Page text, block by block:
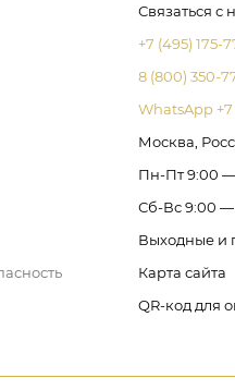
Связаться с
+7 (495) 175-
8 (800) 350-
WhatsApp +7
Москва,
Пн-Пт 9:00 —
Сб-Вс 9:00 —
Выходные и
Карта сайта
QR-код для